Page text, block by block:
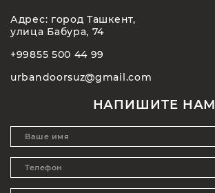
Адрес: город Ташкент,
улица Бабура, 74
+99855 500 44 99
urbandoorsuz@gmail.com
НАПИШИТЕ НАМ